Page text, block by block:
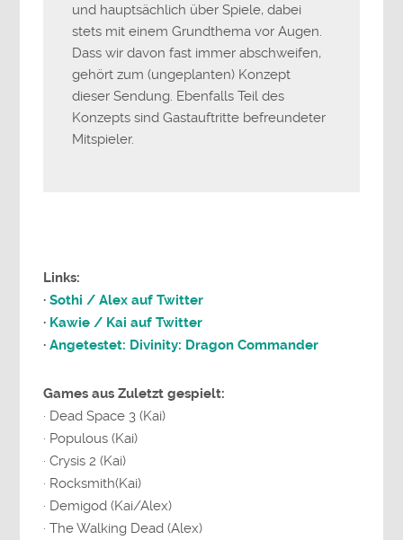
und hauptsächlich über Spiele, dabei
stets mit einem Grundthema vor Augen.
Dass wir davon fast immer abschweifen,
gehört zum (ungeplanten) Konzept
dieser Sendung. Ebenfalls Teil des
Konzepts sind Gastauftritte befreundeter
Mitspieler.
Links:
·Sothi / Alex auf Twitter
· Kawie / Kai auf Twitter
·Angetestet: Divinity: Dragon Commander
Games aus Zuletzt gespielt:
· Dead Space 3 (Kai)
· Populous (Kai)
· Crysis 2 (Kai)
· Rocksmith(Kai)
· Demigod (Kai/Alex)
· The Walking Dead (Alex)